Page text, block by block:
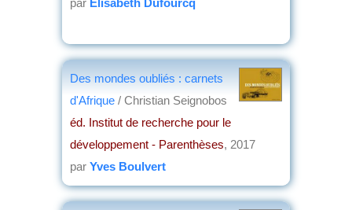
par Élisabeth Dufourcq
Des mondes oubliés : carnets
d'Afrique / Christian Seignobos
éd. Institut de recherche pour le
développement - Parenthèses, 2017
par Yves Boulvert